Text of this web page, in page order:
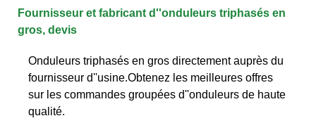
Fournisseur et fabricant d''onduleurs triphasés en
gros, devis
Onduleurs triphasés en gros directement auprès du
fournisseur d''usine.Obtenez les meilleures offres
sur les commandes groupées d''onduleurs de haute
qualité.